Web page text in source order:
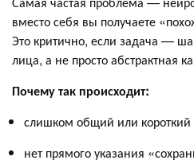
вместо себя вы получаете
Это критично, если задача —
лица, а не просто абстрактная
Почему так происходит:
слишком общий или короткий
нет прямого указания